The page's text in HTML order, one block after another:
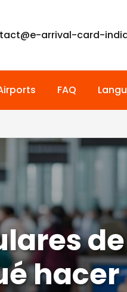
e-arrival-card-
FAQ
de
hacer